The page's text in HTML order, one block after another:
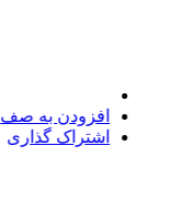
افزودن به صف
اشتراک گذاری